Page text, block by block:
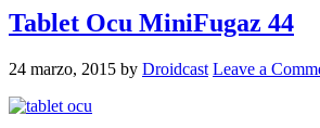
Tablet Ocu MiniFugaz 44
24 marzo, 2015 by Droidcast Leave a